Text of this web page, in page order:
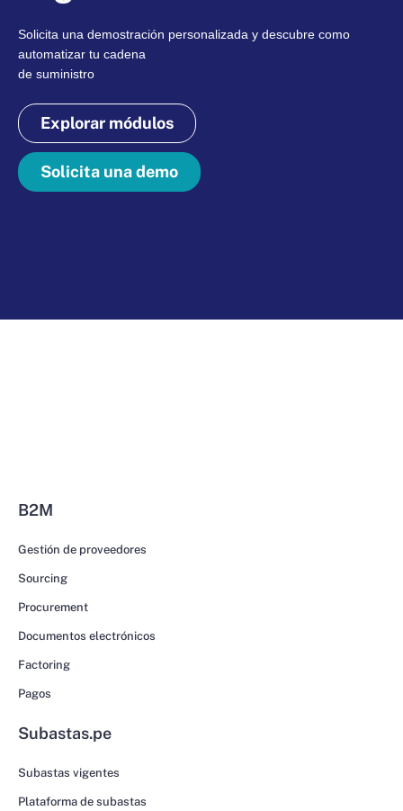
Solicita una demostración personalizada y descubre como
automatizar tu cadena
de suministro
Explorar módulos
Solicita una demo
B2M
Gestión de proveedores
Sourcing
Procurement
Documentos electrónicos
Factoring
Pagos
Subastas.pe
Subastas vigentes
Plataforma de subastas